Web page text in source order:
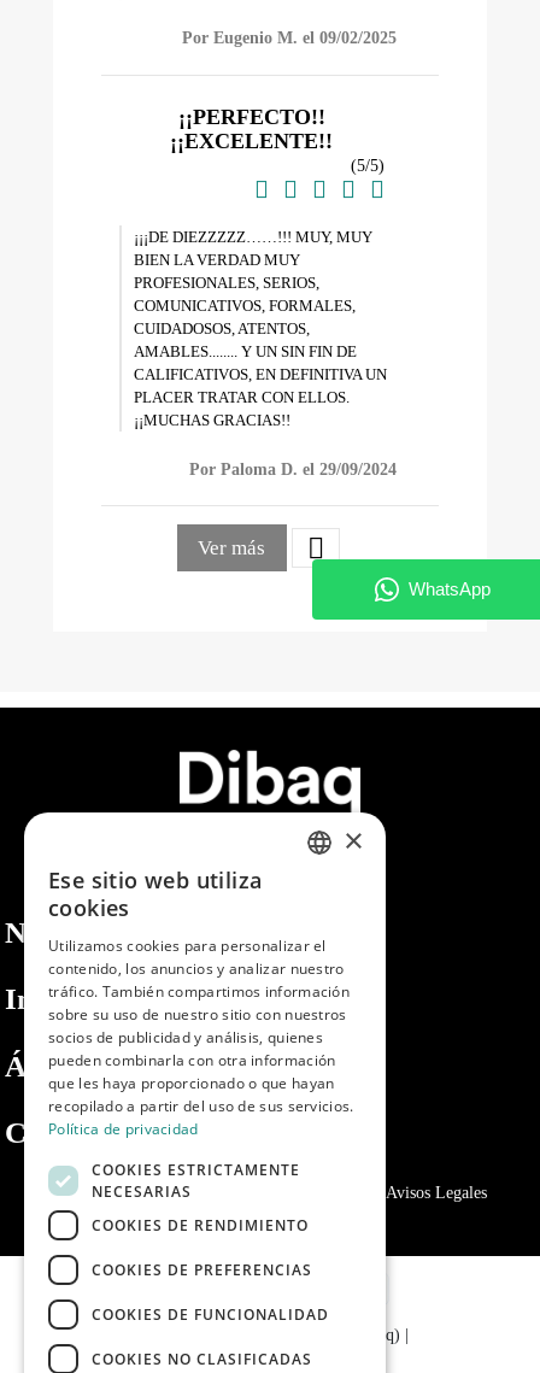
Por Eugenio M. el 09/02/2025
¡¡PERFECTO!!
¡¡EXCELENTE!!
(5/5)
    
¡¡¡DE DIEZZZZZ……!!! MUY, MUY
BIEN LA VERDAD MUY
PROFESIONALES, SERIOS,
COMUNICATIVOS, FORMALES,
CUIDADOSOS, ATENTOS,
AMABLES........ Y UN SIN FIN DE
CALIFICATIVOS, EN DEFINITIVA UN
PLACER TRATAR CON ELLOS.
¡¡MUCHAS GRACIAS!!
Por Paloma D. el 29/09/2024
Ver más 
Nosotros
Información
Área privada
Contacto
Política de privacidad Avisos Legales
© 2024 - Dibaq Petcare (Grupo Dibaq)
PORTUGUESE
×
Ese sitio web utiliza
cookies
Utilizamos cookies para personalizar el
contenido, los anuncios y analizar nuestro
tráfico. También compartimos información
sobre su uso de nuestro sitio con nuestros
socios de publicidad y análisis, quienes
pueden combinarla con otra información
que les haya proporcionado o que hayan
recopilado a partir del uso de sus servicios.
Política de privacidad
COOKIES ESTRICTAMENTE
NECESARIAS
COOKIES DE RENDIMIENTO
COOKIES DE PREFERENCIAS
COOKIES DE FUNCIONALIDAD
COOKIES NO CLASIFICADAS